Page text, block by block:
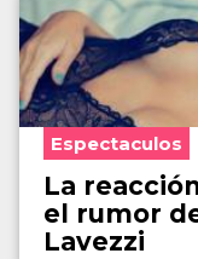
Espectaculos
La
el rumor
Lavezzi